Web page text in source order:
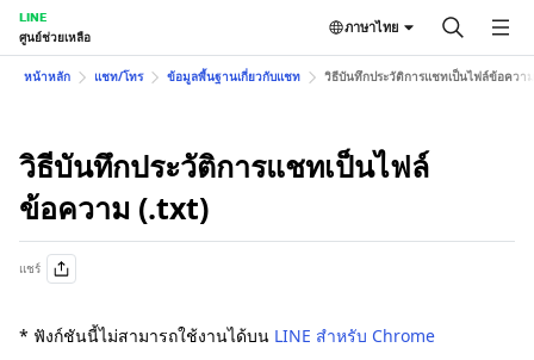
LINE
ศูนย์ช่วยเหลือ
ภาษาไทย
หน้าหลัก แชท/โทร ข้อมูลพื้นฐานเกี่ยวกับแชท วิธีบันทึกประวัติการแชทเป็นไฟล์ข้อควา
วิธีบันทึกประวัติการแชทเป็นไฟล์
ข้อความ (.txt)
แชร์
* ฟังก์ชันนี้ไม่สามารถใช้งานได้บน LINE สำหรับ Chrome